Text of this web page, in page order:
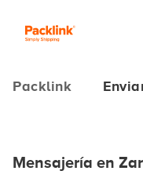
Packlink
Mensajería en